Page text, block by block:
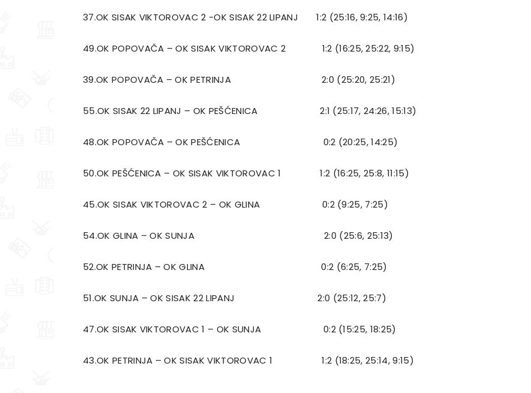
37.OK SISAK VIKTOROVAC 2 -OK SISAK 22 LIPANJ 1:2 (25:16, 9:25, 14:16)
49.OK POPOVAČA – OK SISAK VIKTOROVAC 2 1:2 (16:25, 25:22, 9:15)
39.OK POPOVAČA – OK PETRINJA 2:0 (25:20, 25:21)
55.OK SISAK 22 LIPANJ – OK PEŠĆENICA 2:1 (25:17, 24:26, 15:13)
48.OK POPOVAČA – OK PEŠĆENICA 0:2 (20:25, 14:25)
50.OK PEŠĆENICA – OK SISAK VIKTOROVAC 1 1:2 (16:25, 25:8, 11:15)
45.OK SISAK VIKTOROVAC 2 – OK GLINA 0:2 (9:25, 7:25)
54.OK GLINA – OK SUNJA 2:0 (25:6, 25:13)
52.OK PETRINJA – OK GLINA 0:2 (6:25, 7:25)
51.OK SUNJA – OK SISAK 22 LIPANJ 2:0 (25:12, 25:7)
47.OK SISAK VIKTOROVAC 1 – OK SUNJA 0:2 (15:25, 18:25)
43.OK PETRINJA – OK SISAK VIKTOROVAC 1 1:2 (18:25, 25:14, 9:15)